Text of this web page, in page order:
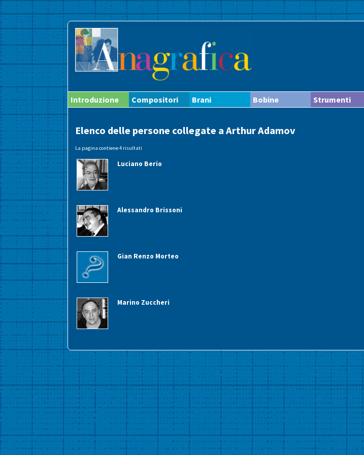
Introduzione Compositori Brani Bobine Strumenti
Elenco delle persone collegate a Arthur Adamov
La pagina contiene 4 risultati
Luciano Berio
Alessandro Brissoni
Gian Renzo Morteo
Marino Zuccheri